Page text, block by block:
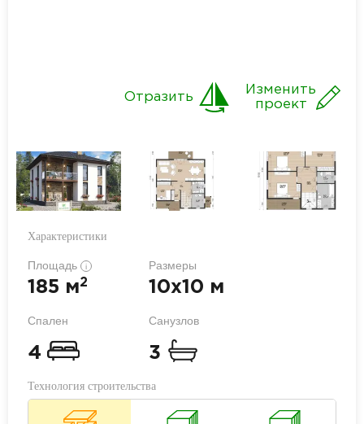
Изменить
проект
Отразить
Характеристики
Площадь i
185 м2
Размеры
10x10 м
Спален
4
Санузлов
3
Технология строительства